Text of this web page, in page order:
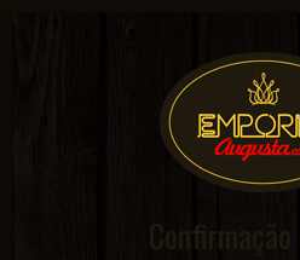
Sua conveniência e
Confirmação